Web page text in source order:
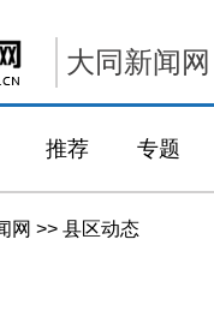
大同新闻网
推荐 专题
网 >> 县区动态